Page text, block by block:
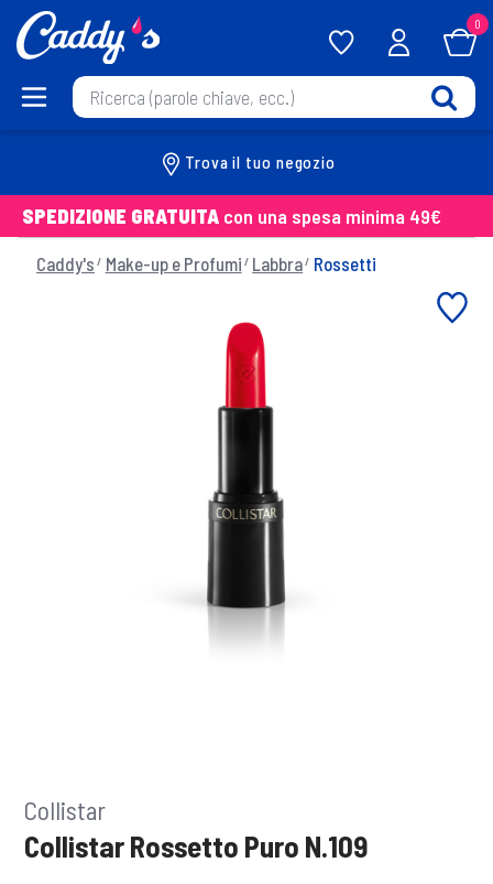
0
Trova il tuo negozio
SPEDIZIONE GRATUITA con una spesa minima 49€
Caddy's Make-up e Profumi Labbra Rossetti
Collistar
Collistar Rossetto Puro N.109